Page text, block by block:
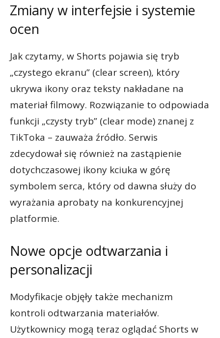
Zmiany w interfejsie i systemie
ocen
Jak czytamy, w Shorts pojawia się tryb
„czystego ekranu” (clear screen), który
ukrywa ikony oraz teksty nakładane na
materiał filmowy. Rozwiązanie to odpowiada
funkcji „czysty tryb” (clear mode) znanej z
TikToka – zauważa źródło. Serwis
zdecydował się również na zastąpienie
dotychczasowej ikony kciuka w górę
symbolem serca, który od dawna służy do
wyrażania aprobaty na konkurencyjnej
platformie.
Nowe opcje odtwarzania i
personalizacji
Modyfikacje objęły także mechanizm
kontroli odtwarzania materiałów.
Użytkownicy mogą teraz oglądać Shorts w